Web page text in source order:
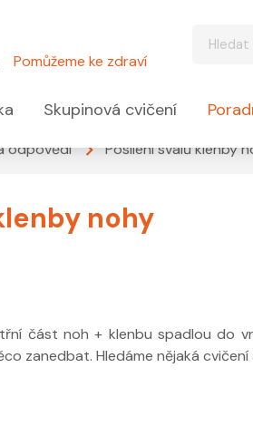
Pomůžeme ke zdraví
Skupinová cvičení
odpovědi Posílení svalů klenby
nohy
část noh + klenbu spadlou do
zanedbat. Hledáme nějaká